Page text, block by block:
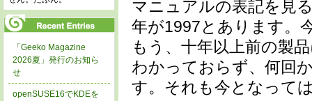
マニュアルの表記を見
年が1997とあります。
もう、十年以上前の製
わかっておらず、何回
す。それも今となって
「Geeko Magazine
2026夏」発行のお知ら
せ
openSUSE16でKDEを